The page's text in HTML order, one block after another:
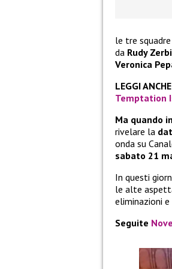
le tre
da Rudy Zerbi
Veronica
LEGGI ANCHE
Temptation
Ma quando
rivelare la
onda su
sabato 21
In questi
le alte
eliminazioni e
Seguite